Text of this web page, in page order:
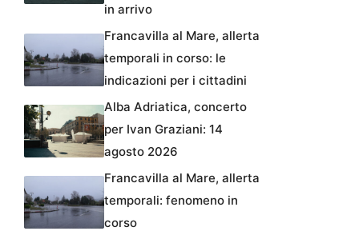
in arrivo
Francavilla al Mare, allerta
temporali in corso: le
indicazioni per i cittadini
Alba Adriatica, concerto
per Ivan Graziani: 14
agosto 2026
Francavilla al Mare, allerta
temporali: fenomeno in
corso